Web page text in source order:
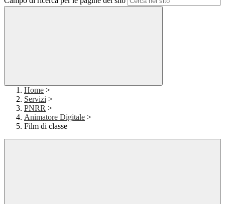
Home >
Servizi >
PNRR >
Animatore Digitale >
Film di classe